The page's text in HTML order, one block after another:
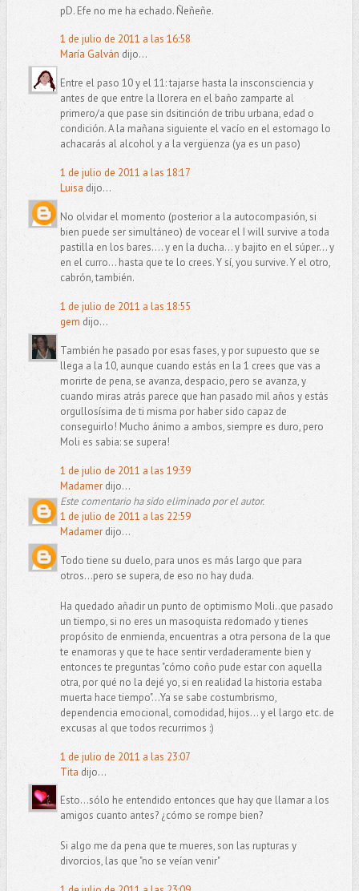
pD. Efe no me ha echado. Ñeñeñe.
1 de julio de 2011 a las 16:58
María Galván dijo...
Entre el paso 10 y el 11: tajarse hasta la insconsciencia y
antes de que entre la llorera en el baño zamparte al
primero/a que pase sin dsitinción de tribu urbana, edad o
condición. A la mañana siguiente el vacío en el estomago lo
achacarás al alcohol y a la vergüenza (ya es un paso)
1 de julio de 2011 a las 18:17
Luisa dijo...
No olvidar el momento (posterior a la autocompasión, si
bien puede ser simultáneo) de vocear el I will survive a toda
pastilla en los bares.... y en la ducha... y bajito en el súper... y
en el curro... hasta que te lo crees. Y sí, you survive. Y el otro,
cabrón, también.
1 de julio de 2011 a las 18:55
gem dijo...
También he pasado por esas fases, y por supuesto que se
llega a la 10, aunque cuando estás en la 1 crees que vas a
morirte de pena, se avanza, despacio, pero se avanza, y
cuando miras atrás parece que han pasado mil años y estás
orgullosísima de ti misma por haber sido capaz de
conseguirlo! Mucho ánimo a ambos, siempre es duro, pero
Moli es sabia: se supera!
1 de julio de 2011 a las 19:39
Madamerdijo...
Este comentario ha sido eliminado por el autor.
1 de julio de 2011 a las 22:59
Madamerdijo...
Todo tiene su duelo, para unos es más largo que para
otros...pero se supera, de eso no hay duda.
Ha quedado añadir un punto de optimismo Moli..que pasado
un tiempo, si no eres un masoquista redomado y tienes
propósito de enmienda, encuentras a otra persona de la que
te enamoras y que te hace sentir verdaderamente bien y
entonces te preguntas "cómo coño pude estar con aquella
otra, por qué no la dejé yo, si en realidad la historia estaba
muerta hace tiempo"...Ya se sabe costumbrismo,
dependencia emocional, comodidad, hijos... y el largo etc. de
excusas al que todos recurrimos :)
1 de julio de 2011 a las 23:07
Tita dijo...
Esto...sólo he entendido entonces que hay que llamar a los
amigos cuanto antes? ¿cómo se rompe bien?
Si algo me da pena que te mueres, son las rupturas y
divorcios, las que "no se veían venir"